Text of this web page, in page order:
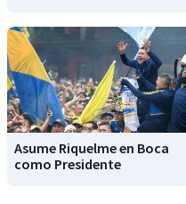
Asume Riquelme en Boca
como Presidente